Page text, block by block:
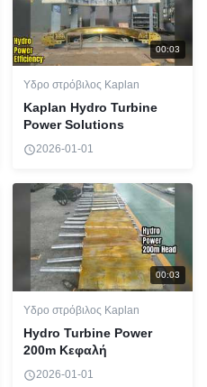
00:03
Υδρο στρόβιλος Kaplan
Kaplan Hydro Turbine
Power Solutions
2026-01-01
00:03
Υδρο στρόβιλος Kaplan
Hydro Turbine Power
200m Κεφαλή
2026-01-01